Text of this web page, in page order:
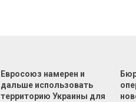
Евросоюз намерен и
дальше использовать
территорию Украины для